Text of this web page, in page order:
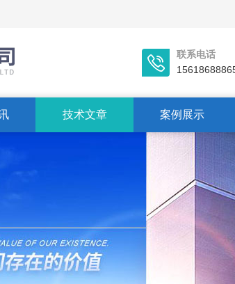
联系电话
技术文章 案例展示